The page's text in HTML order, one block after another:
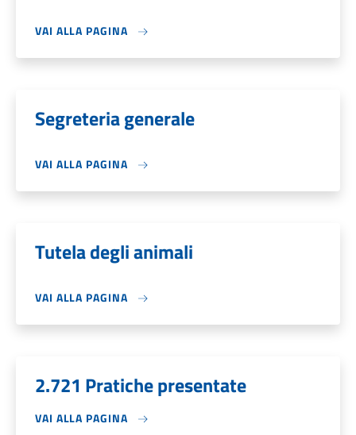
VAI ALLA PAGINA
Segreteria generale
VAI ALLA PAGINA
Tutela degli animali
VAI ALLA PAGINA
2.721 Pratiche presentate
VAI ALLA PAGINA